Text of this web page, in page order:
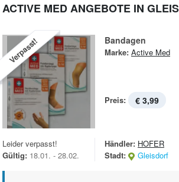
ACTIVE MED ANGEBOTE IN
Verpasst! Bandagen
Marke: Active Med
Preis: € 3,99
Leider verpasst!
Gültig: 18.01. - 28.02.
Händler: HOFER
Stadt:
Gleisdorf